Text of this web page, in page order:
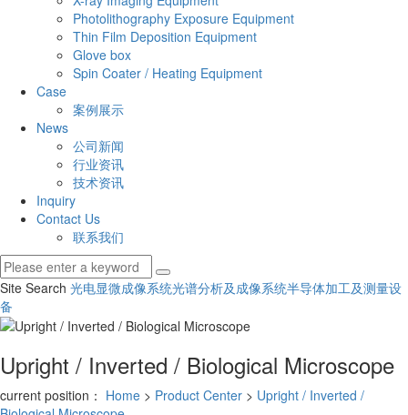
Photolithography Exposure Equipment
Thin Film Deposition Equipment
Glove box
Spin Coater / Heating Equipment
Case
案例展示
News
公司新闻
行业资讯
技术资讯
Inquiry
Contact Us
联系我们
Site Search 光电显微成像系统光谱分析及成像系统半导体加工及测量设
备
Upright / Inverted / Biological Microscope
current position： Home > Product Center > Upright / Inverted /